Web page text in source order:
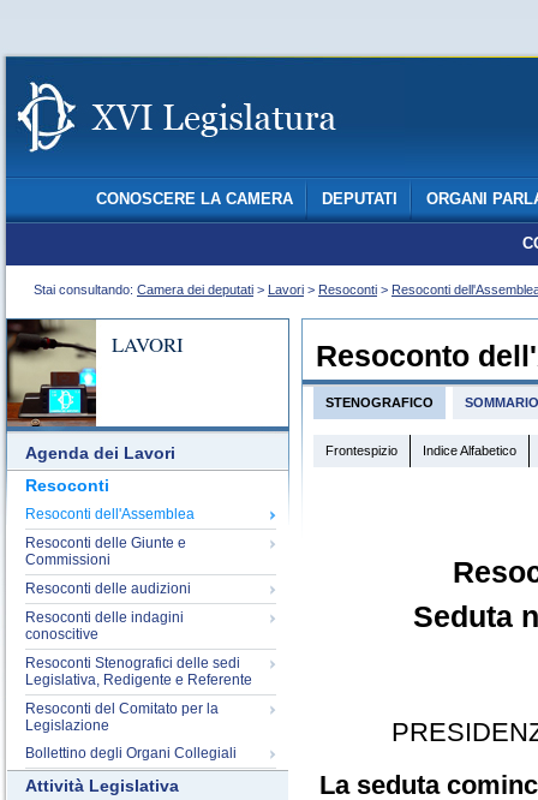
CONOSCERE LA CAMERA DEPUTATI ORGANI
Stai consultando: Camera dei deputati > Lavori > Resoconti > Resoconti
LAVORI
Agenda dei Lavori
Resoconti
Resoconti dell'Assemblea
Resoconti delle Giunte e
Commissioni
Resoconti delle audizioni
Resoconti delle indagini
conoscitive
Resoconti Stenografici delle sedi
Legislativa, Redigente e Referente
Resoconti del Comitato per la
Legislazione
Bollettino degli Organi Collegiali
Attività Legislativa
Resoconto
STENOGRAFICO SOMMARIO
Frontespizio Indice Alfabetico
Seduta
La seduta